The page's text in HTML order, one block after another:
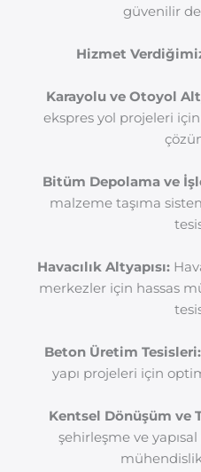
güvenilir
Hizmet
Karayolu ve Otoyol
ekspres yol projeleri
Bitüm Depolama ve
malzeme taşıma
Havacılık Altyapısı:
merkezler için hassas
Beton Üretim Tesisleri:
yapı projeleri için
Kentsel Dönüşüm ve
şehirleşme ve